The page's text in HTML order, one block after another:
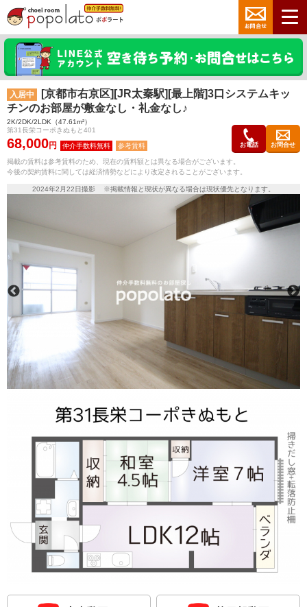
入居中
[京都市右京区][JR太秦駅][最上階]3口システムキッ
チンのお部屋が敷金なし・礼金なし♪
2K/2DK/2LDK（47.61m²）
第31長栄コーポきぬもと401
68,000円 参考賃料 お電話 お問合せ
掲載の賃料は参考賃料のため、現在の賃料額とは異なる場合がございます。
今後の契約賃料に関しては経済情勢などにより改定されることがございます。
2024年2月22日撮影 ※掲載情報と現状が異なる場合は現状優先となります。